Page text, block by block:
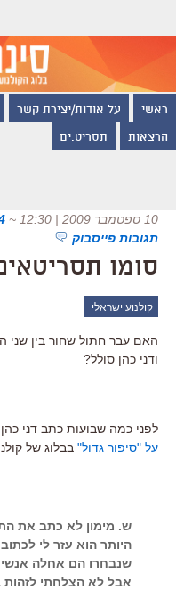
ראשי על אודות/יצירת קשר
הרצאות תסריט.ים
10 ספטמבר 2009 | 12:30 ~
תגובות פייסבוק
סומו
קולנוע ישראלי
האם עבר חתול שחור בין שני
ודני כהן סולל?
לפני כמה שבועות כתב דני
על "סיפור גדול" בבלוג של
ש. מימון לא כתב את
היותר הוא עזר לי
שנבחרו הם אחלה
אבל לא הצלחתי לזהות